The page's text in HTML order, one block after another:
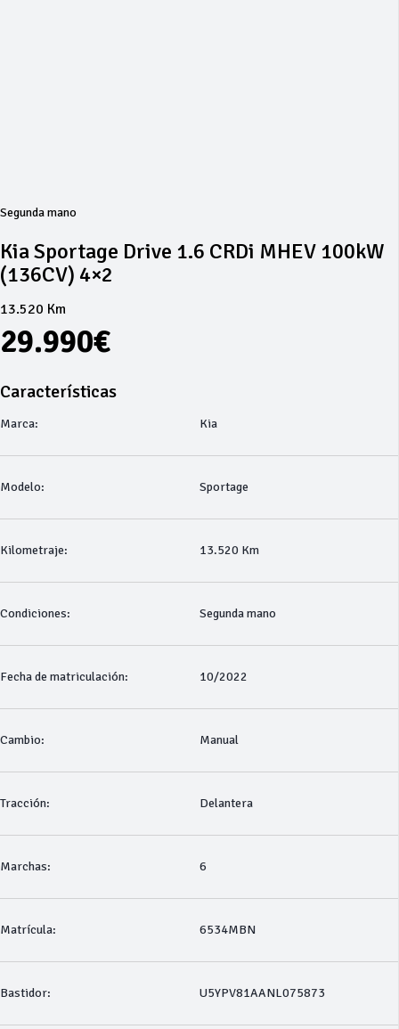
Segunda mano
Kia Sportage Drive 1.6 CRDi MHEV 100kW
(136CV) 4×2
13.520 Km
29.990€
Características
Marca: Kia
Modelo: Sportage
Kilometraje: 13.520 Km
Condiciones: Segunda mano
Fecha de matriculación: 10/2022
Cambio: Manual
Tracción: Delantera
Marchas: 6
Matrícula: 6534MBN
Bastidor: U5YPV81AANL075873